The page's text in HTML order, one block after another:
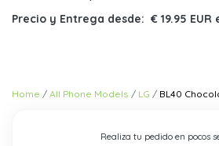
Precio y Entrega desde: € 19.95 EUR
Home All Phone Models LG BL40
Realiza tu pedido en pocos